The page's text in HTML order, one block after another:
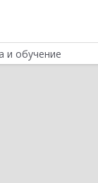
и обучение